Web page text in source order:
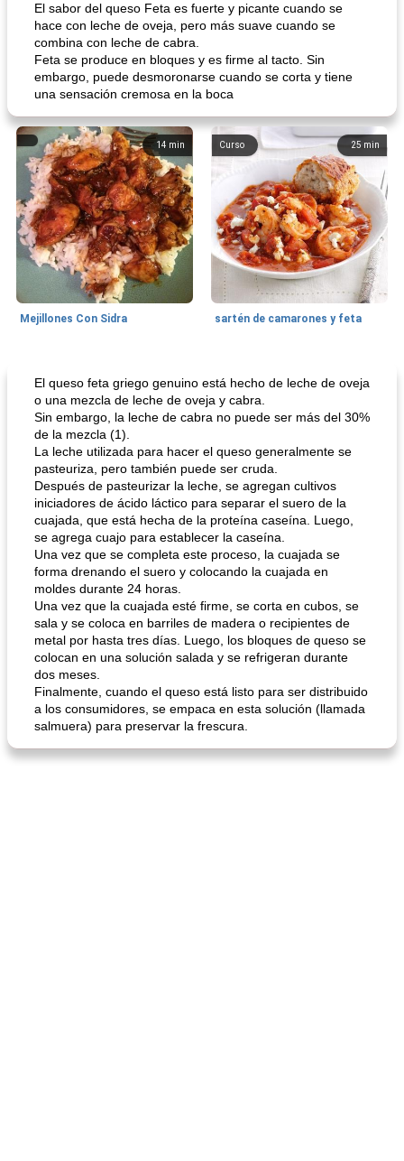
El sabor del queso Feta es fuerte y picante cuando se
hace con leche de oveja, pero más suave cuando se
combina con leche de cabra.
Feta se produce en bloques y es firme al tacto. Sin
embargo, puede desmoronarse cuando se corta y tiene
una sensación cremosa en la boca
14 min
Mejillones Con Sidra
25 min
Curso
sartén de camarones y feta
sopa de lentejas negras del chef john
El queso feta griego genuino está hecho de leche de oveja
o una mezcla de leche de oveja y cabra.
Sin embargo, la leche de cabra no puede ser más del 30%
de la mezcla (1).
La leche utilizada para hacer el queso generalmente se
pasteuriza, pero también puede ser cruda.
Después de pasteurizar la leche, se agregan cultivos
iniciadores de ácido láctico para separar el suero de la
cuajada, que está hecha de la proteína caseína. Luego,
se agrega cuajo para establecer la caseína.
Una vez que se completa este proceso, la cuajada se
forma drenando el suero y colocando la cuajada en
moldes durante 24 horas.
Una vez que la cuajada esté firme, se corta en cubos, se
sala y se coloca en barriles de madera o recipientes de
metal por hasta tres días. Luego, los bloques de queso se
colocan en una solución salada y se refrigeran durante
dos meses.
Finalmente, cuando el queso está listo para ser distribuido
a los consumidores, se empaca en esta solución (llamada
salmuera) para preservar la frescura.